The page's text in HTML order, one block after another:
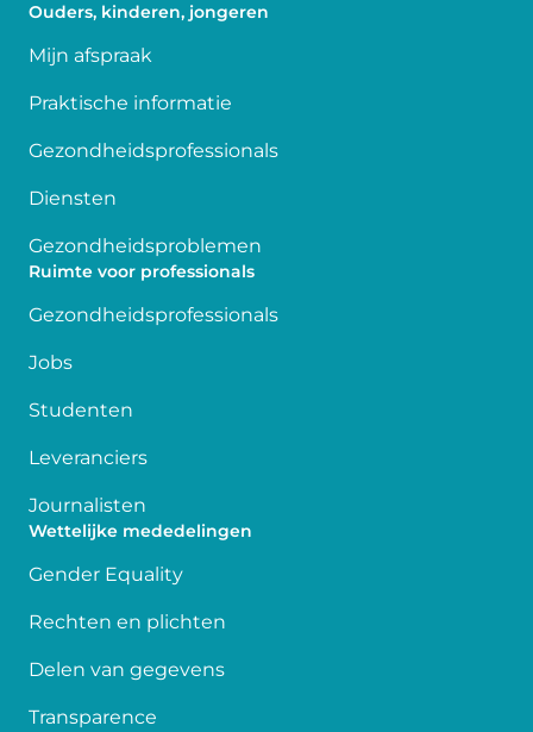
Ouders, kinderen, jongeren
Mijn afspraak
Praktische informatie
Gezondheidsprofessionals
Diensten
Gezondheidsproblemen
Ruimte voor professionals
Gezondheidsprofessionals
Jobs
Studenten
Leveranciers
Journalisten
Wettelijke mededelingen
Gender Equality
Rechten en plichten
Delen van gegevens
Transparence